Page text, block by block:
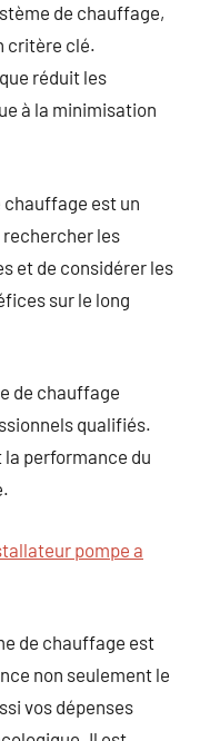
de chauffage,
critère clé.
réduit les
à la minimisation
chauffage est un
les
et de considérer les
sur le long
de chauffage
qualifiés.
performance du
pompe a
de chauffage est
non seulement le
vos dépenses